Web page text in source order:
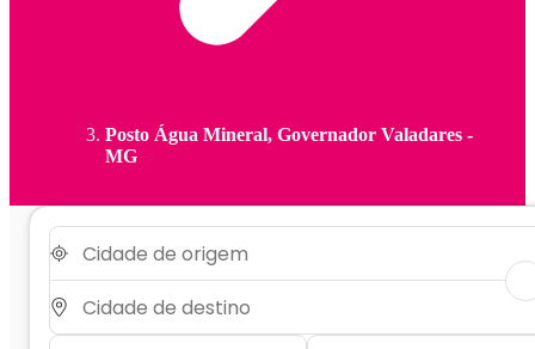
Posto Água Mineral, Governador Valadares -
MG